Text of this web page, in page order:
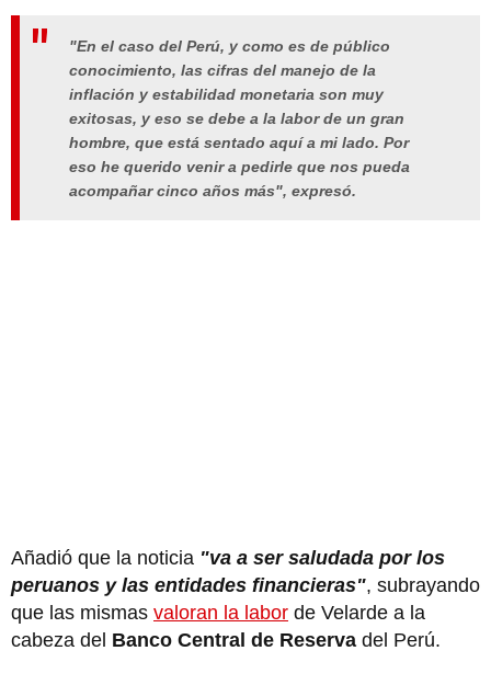
"En el caso del Perú, y como es de público
conocimiento, las cifras del manejo de la
inflación y estabilidad monetaria son muy
exitosas, y eso se debe a la labor de un gran
hombre, que está sentado aquí a mi lado. Por
eso he querido venir a pedirle que nos pueda
acompañar cinco años más", expresó.
Añadió que la noticia "va a ser saludada por los
peruanos y las entidades financieras", subrayando
que las mismas valoran la labor de Velarde a la
cabeza del Banco Central de Reserva del Perú.